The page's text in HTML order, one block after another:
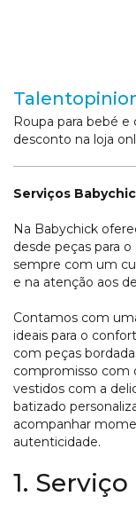
Roupa para bebé e
desconto na loja
Serviços
Na Babychick
desde peças para
sempre com um
e na atenção aos
Contamos com
ideais para o
com peças
compromisso com
vestidos com a
batizado
acompanhar
autenticidade.
1.